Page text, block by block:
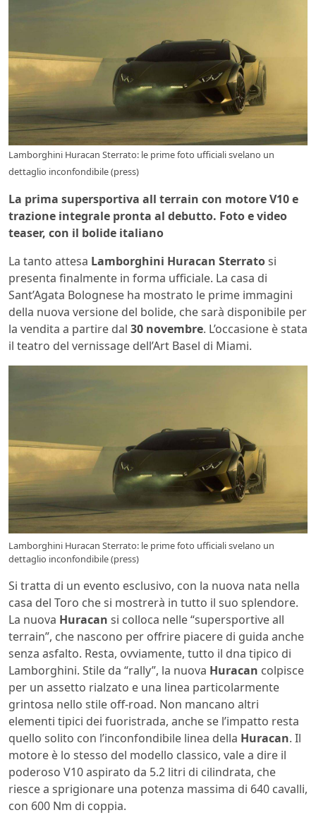
Lamborghini Huracan Sterrato: le prime foto ufficiali svelano un
dettaglio inconfondibile (press)
La prima supersportiva all terrain con motore V10 e
trazione integrale pronta al debutto. Foto e video
teaser, con il bolide italiano
La tanto attesa Lamborghini Huracan Sterratosi
presenta finalmente in forma ufficiale. La casa di
Sant’Agata Bolognese ha mostrato le prime immagini
della nuova versione del bolide, che sarà disponibile per
la vendita a partire dal 30 novembre. L’occasione è stata
il teatro del vernissage dell’Art Basel di Miami.
Lamborghini Huracan Sterrato: le prime foto ufficiali svelano un
dettaglio inconfondibile (press)
Si tratta di un evento esclusivo, con la nuova nata nella
casa del Toro che si mostrerà in tutto il suo splendore.
La nuova Huracan si colloca nelle “supersportive all
terrain”, che nascono per offrire piacere di guida anche
senza asfalto. Resta, ovviamente, tutto il dna tipico di
Lamborghini. Stile da “rally”, la nuova Huracan colpisce
per un assetto rialzato e una linea particolarmente
grintosa nello stile off-road. Non mancano altri
elementi tipici dei fuoristrada, anche se l’impatto resta
quello solito con l’inconfondibile linea della Huracan. Il
motore è lo stesso del modello classico, vale a dire il
poderoso V10 aspirato da 5.2 litri di cilindrata, che
riesce a sprigionare una potenza massima di 640 cavalli,
con 600 Nm di coppia.